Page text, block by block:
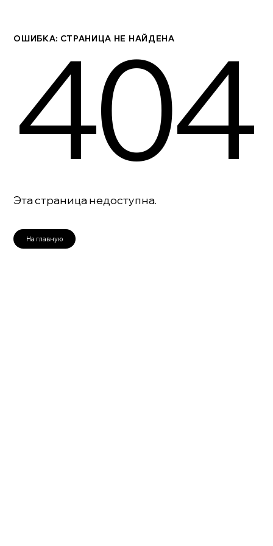
ОШИБКА: СТРАНИЦА НЕ НАЙДЕНА
404
Эта страница недоступна.
На главную